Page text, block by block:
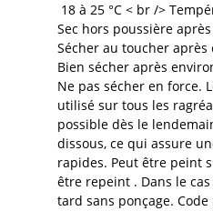
18 à 25 °C < br />
Sec hors poussière
Sécher au toucher
Bien sécher après
Ne pas sécher en force.
utilisé sur tous les
possible dès le
dissous, ce qui assure
rapides. Peut être peint
être repeint . Dans le
tard sans ponçage. Code